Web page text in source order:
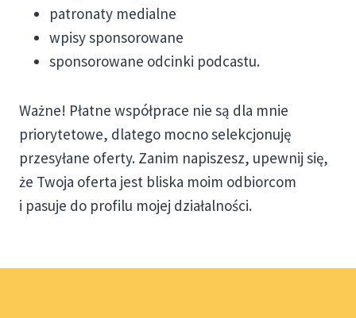
patronaty medialne
wpisy sponsorowane
sponsorowane odcinki podcastu.
Ważne! Płatne współprace nie są dla mnie
priorytetowe, dlatego mocno selekcjonuję
przesyłane oferty. Zanim napiszesz, upewnij się,
że Twoja oferta jest bliska moim odbiorcom
i pasuje do profilu mojej działalności.